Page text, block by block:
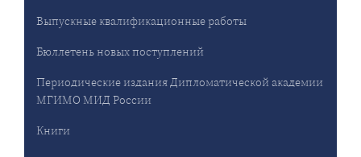
Выпускные квалификационные работы
Бюллетень новых поступлений
Периодические издания Дипломатической академии
МГИМО МИД России
Книги